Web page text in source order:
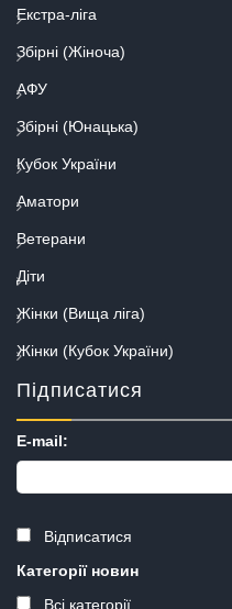
Екстра-ліга
Збірні (Жіноча)
АФУ
Збірні (Юнацька)
Кубок України
Аматори
Ветерани
Діти
Жінки (Вища ліга)
Жінки (Кубок України)
Підписатися
E-mail:
Відписатися
Категорії новин
Всі категорії